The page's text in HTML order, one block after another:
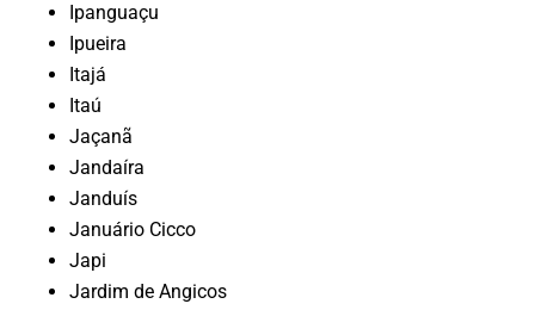
Ipanguaçu
Ipueira
Itajá
Itaú
Jaçanã
Jandaíra
Janduís
Januário Cicco
Japi
Jardim de Angicos